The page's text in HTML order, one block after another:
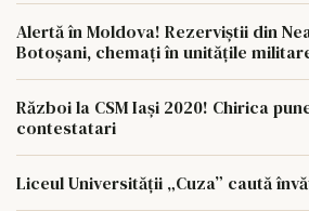
Alertă în Moldova! Rezerviștii din
Botoșani, chemați în unitățile
Război la CSM Iași 2020! Chirica
contestatari
Liceul Universității „Cuza” caută